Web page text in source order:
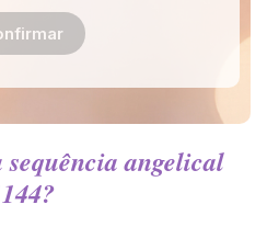
angelical